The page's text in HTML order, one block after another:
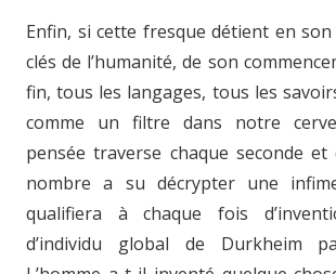
Enfin, si cette fresque détient en
clés de l’humanité, de son
fin, tous les langages, tous les
comme un filtre dans notre
pensée traverse chaque seconde
nombre a su décrypter une
qualifiera à chaque fois
d’individu global de Durkheim